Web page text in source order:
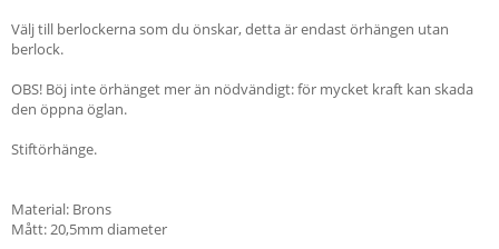
Välj till berlockerna som du önskar, detta är endast örhängen utan
berlock.
OBS! Böj inte örhänget mer än nödvändigt: för mycket kraft kan skada
den öppna öglan.
Stiftörhänge.
Material: Brons
Mått: 20,5mm diameter